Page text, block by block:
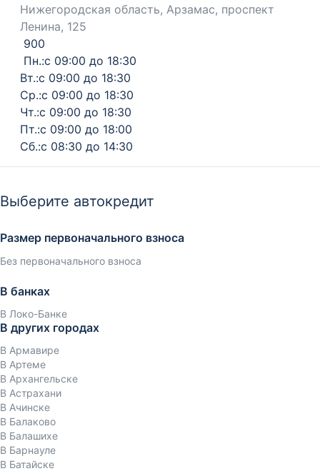
Нижегородская область, Арзамас, проспект
Ленина, 125
900
Пн.:с 09:00 до 18:30
Вт.:с 09:00 до 18:30
Ср.:с 09:00 до 18:30
Чт.:с 09:00 до 18:30
Пт.:с 09:00 до 18:00
Сб.:с 08:30 до 14:30
Выберите автокредит
Размер первоначального взноса
Без первоначального взноса
В банках
В Локо-Банке
В других городах
В Армавире
В Артеме
В Архангельске
В Астрахани
В Ачинске
В Балаково
В Балашихе
В Барнауле
В Батайске